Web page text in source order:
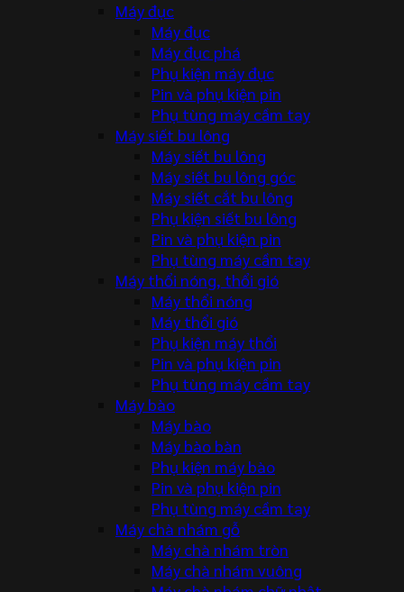
Máy đục
Máy đục
Máy đục phá
Phụ kiện máy đục
Pin và phụ kiện pin
Phụ tùng máy cầm tay
Máy siết bu lông
Máy siết bu lông
Máy siết bu lông góc
Máy siết cắt bu lông
Phụ kiện siết bu lông
Pin và phụ kiện pin
Phụ tùng máy cầm tay
Máy thổi nóng, thổi gió
Máy thổi nóng
Máy thổi gió
Phụ kiện máy thổi
Pin và phụ kiện pin
Phụ tùng máy cầm tay
Máy bào
Máy bào
Máy bào bàn
Phụ kiện máy bào
Pin và phụ kiện pin
Phụ tùng máy cầm tay
Máy chà nhám gỗ
Máy chà nhám tròn
Máy chà nhám vuông